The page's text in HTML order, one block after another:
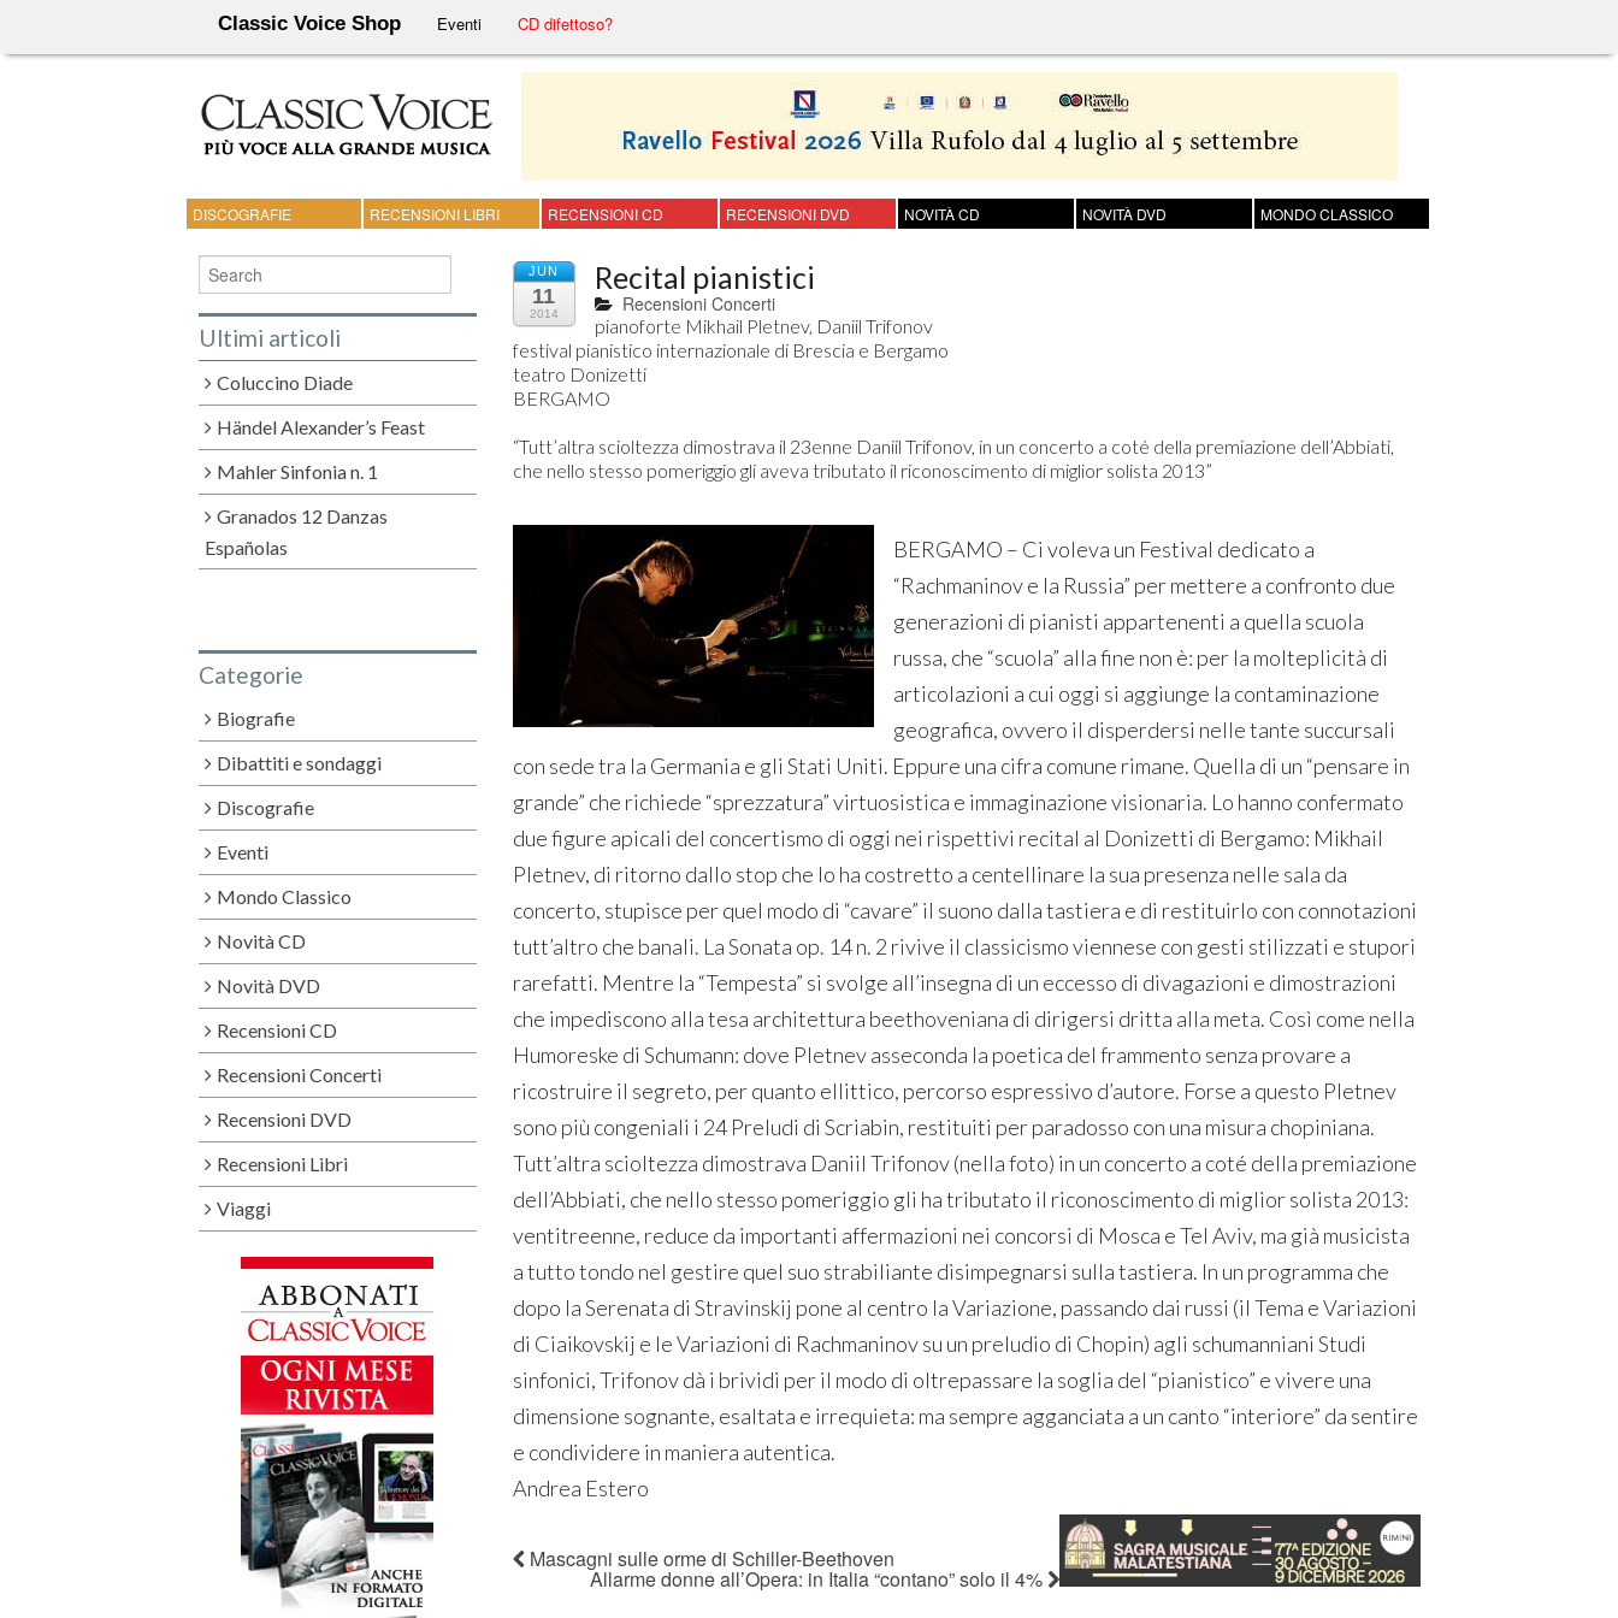
Classic Voice Shop Eventi CD difettoso?
DISCOGRAFIE RECENSIONI LIBRI RECENSIONI CD RECENSIONI DVD NOVITÀ CD NOVITÀ DVD MONDO CLASSICO
JUN
11
2014
Recital pianistici
Recensioni Concerti
pianoforte Mikhail Pletnev, Daniil Trifonov
festival pianistico internazionale di Brescia e Bergamo
teatro Donizetti
BERGAMO
“Tutt’altra scioltezza dimostrava il 23enne Daniil Trifonov, in un concerto a coté della premiazione dell’Abbiati,
che nello stesso pomeriggio gli aveva tributato il riconoscimento di miglior solista 2013”
BERGAMO – Ci voleva un Festival dedicato a
“Rachmaninov e la Russia” per mettere a confronto due
generazioni di pianisti appartenenti a quella scuola
russa, che “scuola” alla fine non è: per la molteplicità di
articolazioni a cui oggi si aggiunge la contaminazione
geografica, ovvero il disperdersi nelle tante succursali
con sede tra la Germania e gli Stati Uniti. Eppure una cifra comune rimane. Quella di un “pensare in
grande” che richiede “sprezzatura” virtuosistica e immaginazione visionaria. Lo hanno confermato
due figure apicali del concertismo di oggi nei rispettivi recital al Donizetti di Bergamo: Mikhail
Pletnev, di ritorno dallo stop che lo ha costretto a centellinare la sua presenza nelle sala da
concerto, stupisce per quel modo di “cavare” il suono dalla tastiera e di restituirlo con connotazioni
tutt’altro che banali. La Sonata op. 14 n. 2 rivive il classicismo viennese con gesti stilizzati e stupori
rarefatti. Mentre la “Tempesta” si svolge all’insegna di un eccesso di divagazioni e dimostrazioni
che impediscono alla tesa architettura beethoveniana di dirigersi dritta alla meta. Così come nella
Humoreske di Schumann: dove Pletnev asseconda la poetica del frammento senza provare a
ricostruire il segreto, per quanto ellittico, percorso espressivo d’autore. Forse a questo Pletnev
sono più congeniali i 24 Preludi di Scriabin, restituiti per paradosso con una misura chopiniana.
Tutt’altra scioltezza dimostrava Daniil Trifonov (nella foto) in un concerto a coté della premiazione
dell’Abbiati, che nello stesso pomeriggio gli ha tributato il riconoscimento di miglior solista 2013:
ventitreenne, reduce da importanti affermazioni nei concorsi di Mosca e Tel Aviv, ma già musicista
a tutto tondo nel gestire quel suo strabiliante disimpegnarsi sulla tastiera. In un programma che
dopo la Serenata di Stravinskij pone al centro la Variazione, passando dai russi (il Tema e Variazioni
di Ciaikovskij e le Variazioni di Rachmaninov su un preludio di Chopin) agli schumanniani Studi
sinfonici, Trifonov dà i brividi per il modo di oltrepassare la soglia del “pianistico” e vivere una
dimensione sognante, esaltata e irrequieta: ma sempre agganciata a un canto “interiore” da sentire
e condividere in maniera autentica.
Andrea Estero
Mascagni sulle orme di Schiller-Beethoven
Allarme donne all’Opera: in Italia “contano” solo il 4%
Ultimi articoli
Coluccino Diade
Händel Alexander’s Feast
Mahler Sinfonia n. 1
Granados 12 Danzas
Españolas
Categorie
Biografie
Dibattiti e sondaggi
Discografie
Eventi
Mondo Classico
Novità CD
Novità DVD
Recensioni CD
Recensioni Concerti
Recensioni DVD
Recensioni Libri
Viaggi